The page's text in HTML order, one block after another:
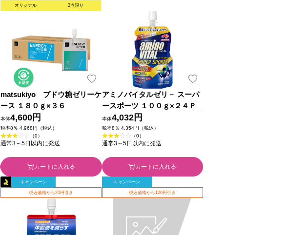
オリジナル 2点限り
matsukiyo ブドウ糖ゼリーケ
ース １８０ｇ×３６
本体4,600円
税率8％ 4,968円（税込）
（0）
通常3～5日以内に発送
カートに入れる
アミノバイタルゼリ－ スーパ
ースポーツ １００ｇ×２４Ｐ
味の素
本体4,032円
税率8％ 4,354円（税込）
（0）
通常3～5日以内に発送
カートに入れる
キャンペーン
税込価格から20円引き
キャンペーン
税込価格から120円引き